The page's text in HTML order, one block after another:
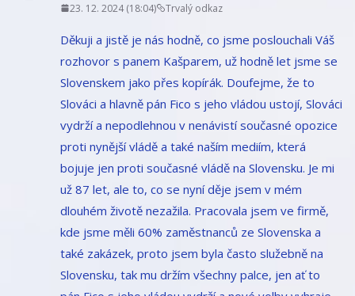
23. 12. 2024 (18:04) Trvalý odkaz
Děkuji a jistě je nás hodně, co jsme poslouchali Váš
rozhovor s panem Kašparem, už hodně let jsme se
Slovenskem jako přes kopírák. Doufejme, že to
Slováci a hlavně pán Fico s jeho vládou ustojí, Slováci
vydrží a nepodlehnou v nenávistí současné opozice
proti nynější vládě a také naším mediím, která
bojuje jen proti současné vládě na Slovensku. Je mi
už 87 let, ale to, co se nyní děje jsem v mém
dlouhém životě nezažila. Pracovala jsem ve firmě,
kde jsme měli 60% zaměstnanců ze Slovenska a
také zakázek, proto jsem byla často služebně na
Slovensku, tak mu držím všechny palce, jen ať to